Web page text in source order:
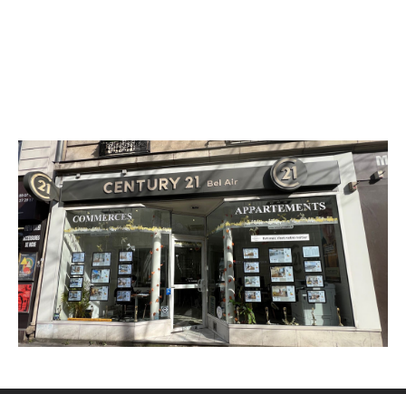
CENTURY 21 Bel Air
88 avenue du Dr Arnold Netter
PARIS - 75012
Envoyer un message
Téléphoner à l'agence